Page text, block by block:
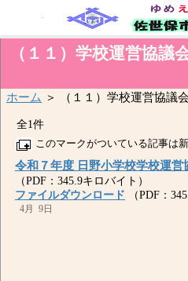
（１１）学校運営協議
ホーム ＞ （１１）学校運営協議
全1件
このマークがついている記事は
令和７年度 日野小学校学校運営
（PDF：345.9キロバイト）
ファイルダウンロード （PDF：
4月 9日